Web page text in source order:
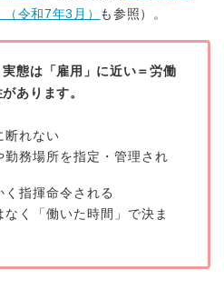
令和7年3月）
も参照）。
態は「雇用」に近い＝労働
あります。
断れない
勤務場所を指定・管理され
指揮命令される
く「働いた時間」で決ま